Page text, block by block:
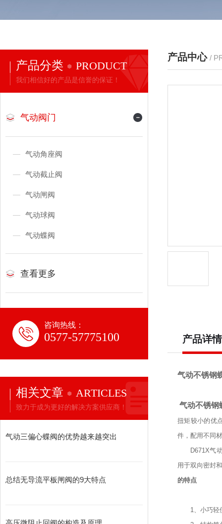
产品分类 PRODUCT
我们相信好的产品是信誉的保证！
气动阀门
气动角座阀
气动截止阀
气动闸阀
气动球阀
气动蝶阀
查看更多
咨询热线：
0577-57775100
相关文章 ARTICLES
致力于成为更好的解决方案供应商！
气动三偏心蝶阀的优势越来越突出
总结无导流平板闸阀的9大特点
产品中心 /
产品详情
气动不锈钢
气动不锈钢
扭矩较小的优
件，配用不同
D671X气
用于双向密封
的特点
1、小巧轻便